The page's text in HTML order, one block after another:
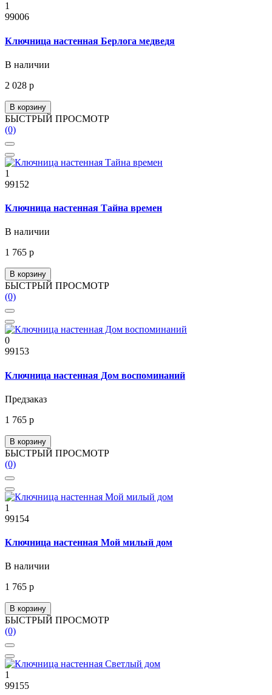
1
99006
Ключница настенная Берлога медведя
В наличии
2 028 р
В корзину
БЫСТРЫЙ ПРОСМОТР
(0)
1
99152
Ключница настенная Тайна времен
В наличии
1 765 р
В корзину
БЫСТРЫЙ ПРОСМОТР
(0)
0
99153
Ключница настенная Дом воспоминаний
Предзаказ
1 765 р
В корзину
БЫСТРЫЙ ПРОСМОТР
(0)
1
99154
Ключница настенная Мой милый дом
В наличии
1 765 р
В корзину
БЫСТРЫЙ ПРОСМОТР
(0)
1
99155